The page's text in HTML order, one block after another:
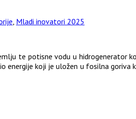
, Mladi inovatori 2025
te potisne vodu u hidrogenerator
koji je uložen u fosilna